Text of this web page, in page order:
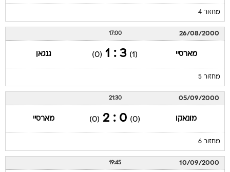
מחזור 4
26/08/2000
17:00
מארסיי (1)
3 : 1
(0) גנגאן
מחזור 5
05/09/2000
21:30
מונאקו (0)
0 : 2
(0) מארסיי
מחזור 6
10/09/2000
19:45